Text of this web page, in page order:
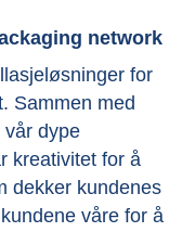
network
for
Sammen med
dype
kreativitet for å
dekker kundenes
våre for å